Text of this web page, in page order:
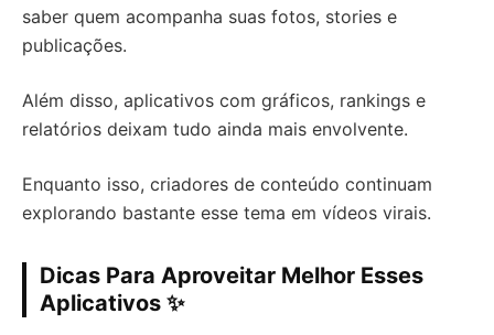
saber quem acompanha suas fotos, stories e
publicações.
Além disso, aplicativos com gráficos, rankings e
relatórios deixam tudo ainda mais envolvente.
Enquanto isso, criadores de conteúdo continuam
explorando bastante esse tema em vídeos virais.
Dicas Para Aproveitar Melhor Esses
Aplicativos ✨